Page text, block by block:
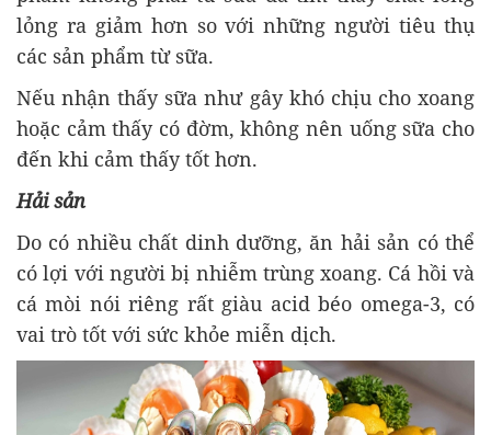
lỏng ra giảm hơn so với những người tiêu thụ
các sản phẩm từ sữa.
Nếu nhận thấy sữa như gây khó chịu cho xoang
hoặc cảm thấy có đờm, không nên uống sữa cho
đến khi cảm thấy tốt hơn.
Hải sản
Do có nhiều chất dinh dưỡng, ăn hải sản có thể
có lợi với người bị nhiễm trùng xoang. Cá hồi và
cá mòi nói riêng rất giàu acid béo omega-3, có
vai trò tốt với sức khỏe miễn dịch.